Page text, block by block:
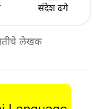
संदेश ढगे
लेखक